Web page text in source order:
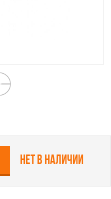
Нет в наличии